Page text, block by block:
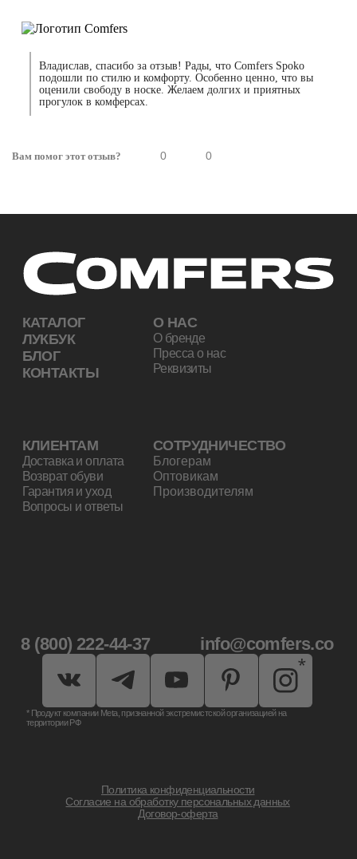
Владислав, спасибо за отзыв! Рады, что Comfers Spoko
подошли по стилю и комфорту. Особенно ценно, что вы
оценили свободу в носке. Желаем долгих и приятных
прогулок в комферсах.
Вам помог этот отзыв? 0 0
Договор-оферта
Comfers © 2026. Все права защищены.
8 (800) 222-44-37 info@comfers.co